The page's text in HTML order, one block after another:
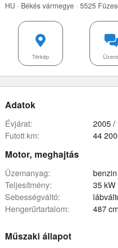
HU · Békés vármegye · 5525
Térkép
Adatok
évjárat:
2005 /
futott km:
44
Motor, meghajtás
üzemanyag:
benzin
teljesítmény:
35 kW
sebességváltó:
hengerűrtartalom:
487
Műszaki állapot